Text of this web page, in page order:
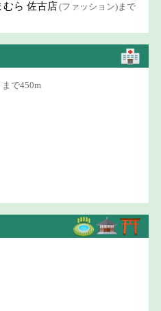
むら 佐古店(ファッション)まで
まで450m